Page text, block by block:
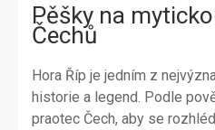
Pěšky na
Čechů
Hora Říp je jedním z
historie a legend. Podle
praotec Čech, aby se